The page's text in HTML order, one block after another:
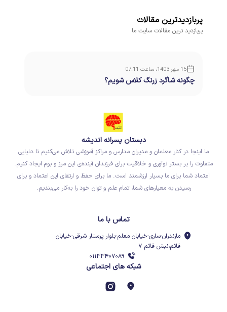
پربازدیدترین مقالات
پربازدید ترین مقالات سایت ما
15 مهر 1403، ساعت 07:11
چگونه شاگرد زرنگ کلاس شویم؟
دبستان پسرانه اندیشه
ما اینجا در کنار معلمان و مدیران مدارس و مراکز آموزشی تلاش می‌کنیم تا دنیایی
متفاوت را بر بستر نوآوری و خلاقیت برای فرزندان آینده‌ی این مرز و بوم ایجاد کنیم.
اعتماد شما برای ما بسیار ارزشمند است. ما برای حفظ و ارتقای این اعتماد و برای
رسیدن به معیارهای شما، تمام علم و توان خود را به‌کار می‌بندیم.
تماس با ما
مازندران-ساری-خیابان معلم-بلوار پرستار شرقی-خیابان
قائم،نبش قائم ۷
۰۱۱۳۳۴۰۷۰۸۹
شبکه های اجتماعی